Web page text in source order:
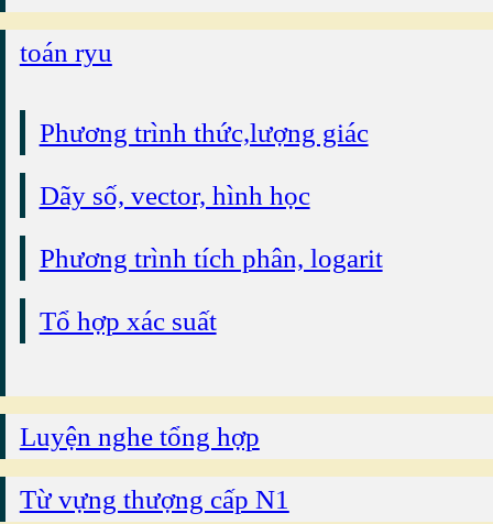
toán ryu
Phương trình thức,lượng giác
Dãy số, vector, hình học
Phương trình tích phân, logarit
Tổ hợp xác suất
Luyện nghe tổng hợp
Từ vựng thượng cấp N1